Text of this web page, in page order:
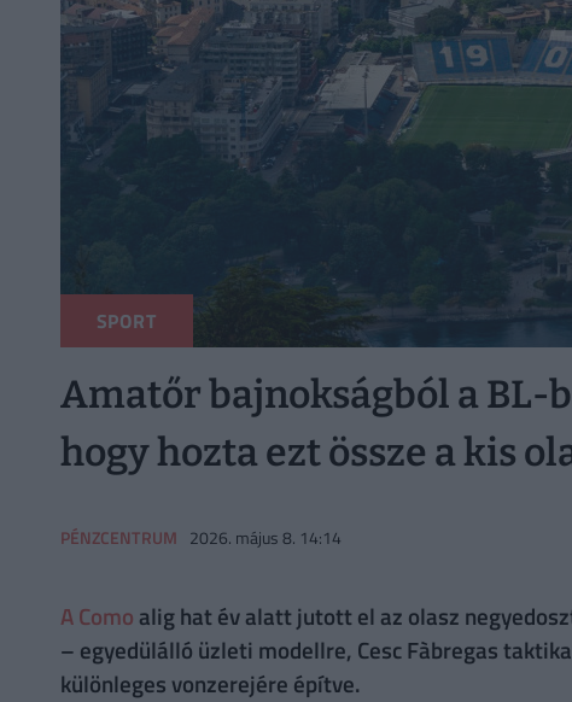
SPORT
Amatőr bajnokságból a BL-
hogy hozta ezt össze a kis
PÉNZCENTRUM 2026. május 8. 14:14
A Como alig hat év alatt jutott el az olasz
– egyedülálló üzleti modellre, Cesc Fàbregas
különleges vonzerejére építve.